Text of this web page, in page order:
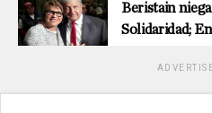
Beristain
Solidaridad;